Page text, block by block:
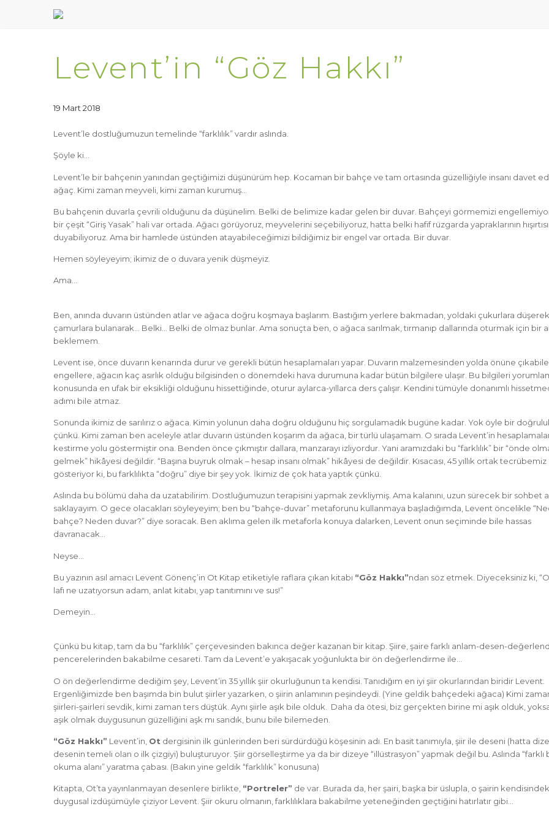
Levent’in “Göz Hakkı”
19 Mart 2018
Levent’le dostluğumuzun temelinde “farklılık” vardır aslında.
Şöyle ki…
Levent’le bir bahçenin yanından geçtiğimizi düşünürüm hep. Kocaman bir bahçe ve tam ortasında güzelliğiyle insanı davet
ağaç. Kimi zaman meyveli, kimi zaman kurumuş…
Bu bahçenin duvarla çevrili olduğunu da düşünelim. Belki de belimize kadar gelen bir duvar. Bahçeyi görmemizi
bir çeşit “Giriş Yasak” hali var ortada. Ağacı görüyoruz, meyvelerini seçebiliyoruz, hatta belki hafif rüzgarda yapraklarının
duyabiliyoruz. Ama bir hamlede üstünden atayabileceğimizi bildiğimiz bir engel var ortada. Bir duvar.
Hemen söyleyeyim; ikimiz de o duvara yenik düşmeyiz.
Ama…
Ben, anında duvarın üstünden atlar ve ağaca doğru koşmaya başlarım. Bastığım yerlere bakmadan, yoldaki çukurlara düşerek,
çamurlara bulanarak… Belki… Belki de olmaz bunlar. Ama sonuçta ben, o ağaca sarılmak, tırmanıp dallarında oturmak için bir
beklemem.
Levent ise, önce duvarın kenarında durur ve gerekli bütün hesaplamaları yapar. Duvarın malzemesinden yolda önüne
engellere, ağacın kaç asırlık olduğu bilgisinden o dönemdeki hava durumuna kadar bütün bilgilere ulaşır. Bu bilgileri
konusunda en ufak bir eksikliği olduğunu hissettiğinde, oturur aylarca-yıllarca ders çalışır. Kendini tümüyle donanımlı
adımı bile atmaz.
Sonunda ikimiz de sarılırız o ağaca. Kimin yolunun daha doğru olduğunu hiç sorgulamadık bugüne kadar. Yok öyle bir
çünkü. Kimi zaman ben aceleyle atlar duvarın üstünden koşarım da ağaca, bir türlü ulaşamam. O sırada Levent’in
kestirme yolu göstermiştir ona. Benden önce çıkmıştır dallara, manzarayı izliyordur. Yani aramızdaki bu “farklılık” bir “önde
gelmek” hikâyesi değildir. “Başına buyruk olmak – hesap insanı olmak” hikâyesi de değildir. Kısacası, 45 yıllık ortak tecrübemiz
gösteriyor ki, bu farklılıkta “doğru” diye bir şey yok. İkimiz de çok hata yaptık çünkü.
Aslında bu bölümü daha da uzatabilirim. Dostluğumuzun terapisini yapmak zevkliymiş. Ama kalanını, uzun sürecek bir sohbet
saklayayım. O gece olacakları söyleyeyim; ben bu “bahçe-duvar” metaforunu kullanmaya başladığımda, Levent öncelikle
bahçe? Neden duvar?” diye soracak. Ben aklıma gelen ilk metaforla konuya dalarken, Levent onun seçiminde bile hassas
davranacak…
Neyse…
Bu yazının asıl amacı Levent Gönenç’in Ot Kitap etiketiyle raflara çıkan kitabı “Göz Hakkı”ndan söz etmek. Diyeceksiniz ki,
lafı ne uzatıyorsun adam, anlat kitabı, yap tanıtımını ve sus!”
Demeyin…
Çünkü bu kitap, tam da bu “farklılık” çerçevesinden bakınca değer kazanan bir kitap. Şiire, şaire farklı anlam-desen-
pencerelerinden bakabilme cesareti. Tam da Levent’e yakışacak yoğunlukta bir ön değerlendirme ile…
O ön değerlendirme dediğim şey, Levent’in 35 yıllık şiir okurluğunun ta kendisi. Tanıdığım en iyi şiir okurlarından biridir Levent.
Ergenliğimizde ben başımda bin bulut şiirler yazarken, o şiirin anlamının peşindeydi. (Yine geldik bahçedeki ağaca) Kimi
şiirleri-şairleri sevdik, kimi zaman ters düştük. Aynı şiirle aşık bile olduk. Daha da ötesi, biz gerçekten birine mi aşık olduk,
aşık olmak duygusunun güzelliğini aşk mı sandık, bunu bile bilemeden.
“Göz Hakkı” Levent’in, Ot dergisinin ilk günlerinden beri sürdürdüğü köşesinin adı. En basit tanımıyla, şiir ile deseni (hatta
desenin temeli olan o ilk çizgiyi) buluşturuyor. Şiir görselleştirme ya da bir dizeye “illüstrasyon” yapmak değil bu. Aslında “farklı
okuma alanı” yaratma çabası. (Bakın yine geldik “farklılık” konusuna)
Kitapta, Ot’ta yayınlanmayan desenlere birlikte, “Portreler” de var. Burada da, her şairi, başka bir üslupla, o şairin
duygusal izdüşümüyle çiziyor Levent. Şiir okuru olmanın, farklılıklara bakabilme yeteneğinden geçtiğini hatırlatır gibi…